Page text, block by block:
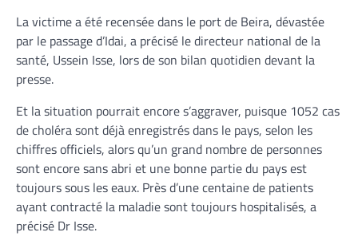
La victime a été recensée dans le port de Beira, dévastée
par le passage d’Idai, a précisé le directeur national de la
santé, Ussein Isse, lors de son bilan quotidien devant la
presse.
Et la situation pourrait encore s’aggraver, puisque 1052 cas
de choléra sont déjà enregistrés dans le pays, selon les
chiffres officiels, alors qu’un grand nombre de personnes
sont encore sans abri et une bonne partie du pays est
toujours sous les eaux. Près d’une centaine de patients
ayant contracté la maladie sont toujours hospitalisés, a
précisé Dr Isse.